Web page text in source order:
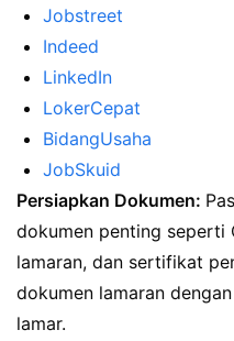
Jobstreet
Indeed
LinkedIn
LokerCepat
BidangUsaha
JobSkuid
Persiapkan Dokumen:
dokumen penting seperti
lamaran, dan sertifikat
dokumen lamaran
lamar.